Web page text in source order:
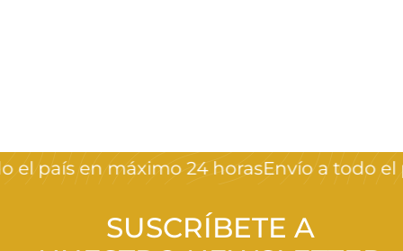
d
e
6
6
país en máximo 24 horasEnvío a todo el
SUSCRÍBETE A